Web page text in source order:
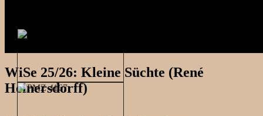
WiSe 25/26: Kleine Süchte (René
Heinersdorff)